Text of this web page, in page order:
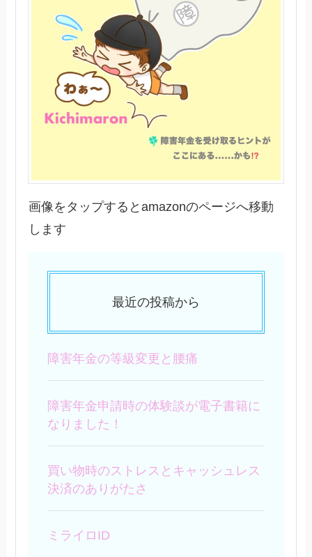
画像をタップするとamazonのページへ移動
します
最近の投稿から
障害年金の等級変更と腰痛
障害年金申請時の体験談が電子書籍に
なりました！
買い物時のストレスとキャッシュレス
決済のありがたさ
ミライロID